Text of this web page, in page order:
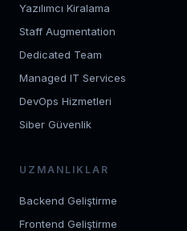
Yazılımcı Kiralama
Staff Augmentation
Dedicated Team
Managed IT Services
DevOps Hizmetleri
Siber Güvenlik
UZMANLIKLAR
Backend Geliştirme
Frontend Geliştirme